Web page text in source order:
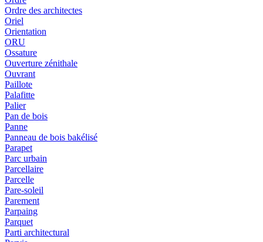
Ordre des architectes
Oriel
Orientation
ORU
Ossature
Ouverture zénithale
Ouvrant
Paillote
Palafitte
Palier
Pan de bois
Panne
Panneau de bois bakélisé
Parapet
Parc urbain
Parcellaire
Parcelle
Pare-soleil
Parement
Parpaing
Parquet
Parti architectural